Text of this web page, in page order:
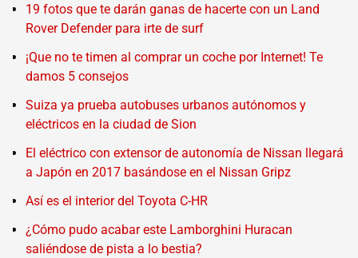
19 fotos que te darán ganas de hacerte con un Land
Rover Defender para irte de surf
¡Que no te timen al comprar un coche por Internet! Te
damos 5 consejos
Suiza ya prueba autobuses urbanos autónomos y
eléctricos en la ciudad de Sion
El eléctrico con extensor de autonomía de Nissan llegará
a Japón en 2017 basándose en el Nissan Gripz
Así es el interior del Toyota C-HR
¿Cómo pudo acabar este Lamborghini Huracan
saliéndose de pista a lo bestia?